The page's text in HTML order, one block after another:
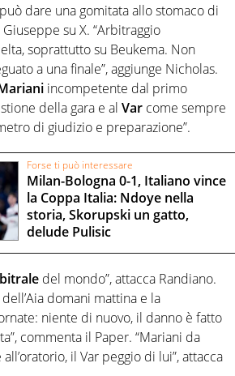
dare una gomitata allo stomaco di
Giuseppe su X. “Arbitraggio
soprattutto su Beukema. Non
a una finale”, aggiunge Nicholas.
incompetente dal primo
della gara e al Var come sempre
di giudizio e preparazione”.
Forse ti può interessare
Milan-Bologna 0-1, Italiano vince
la Coppa Italia: Ndoye nella
storia, Skorupski un gatto,
delude Pulisic
del mondo”, attacca Randiano.
domani mattina e la
niente di nuovo, il danno è fatto
commenta il Paper. “Mariani da
il Var peggio di lui”, attacca